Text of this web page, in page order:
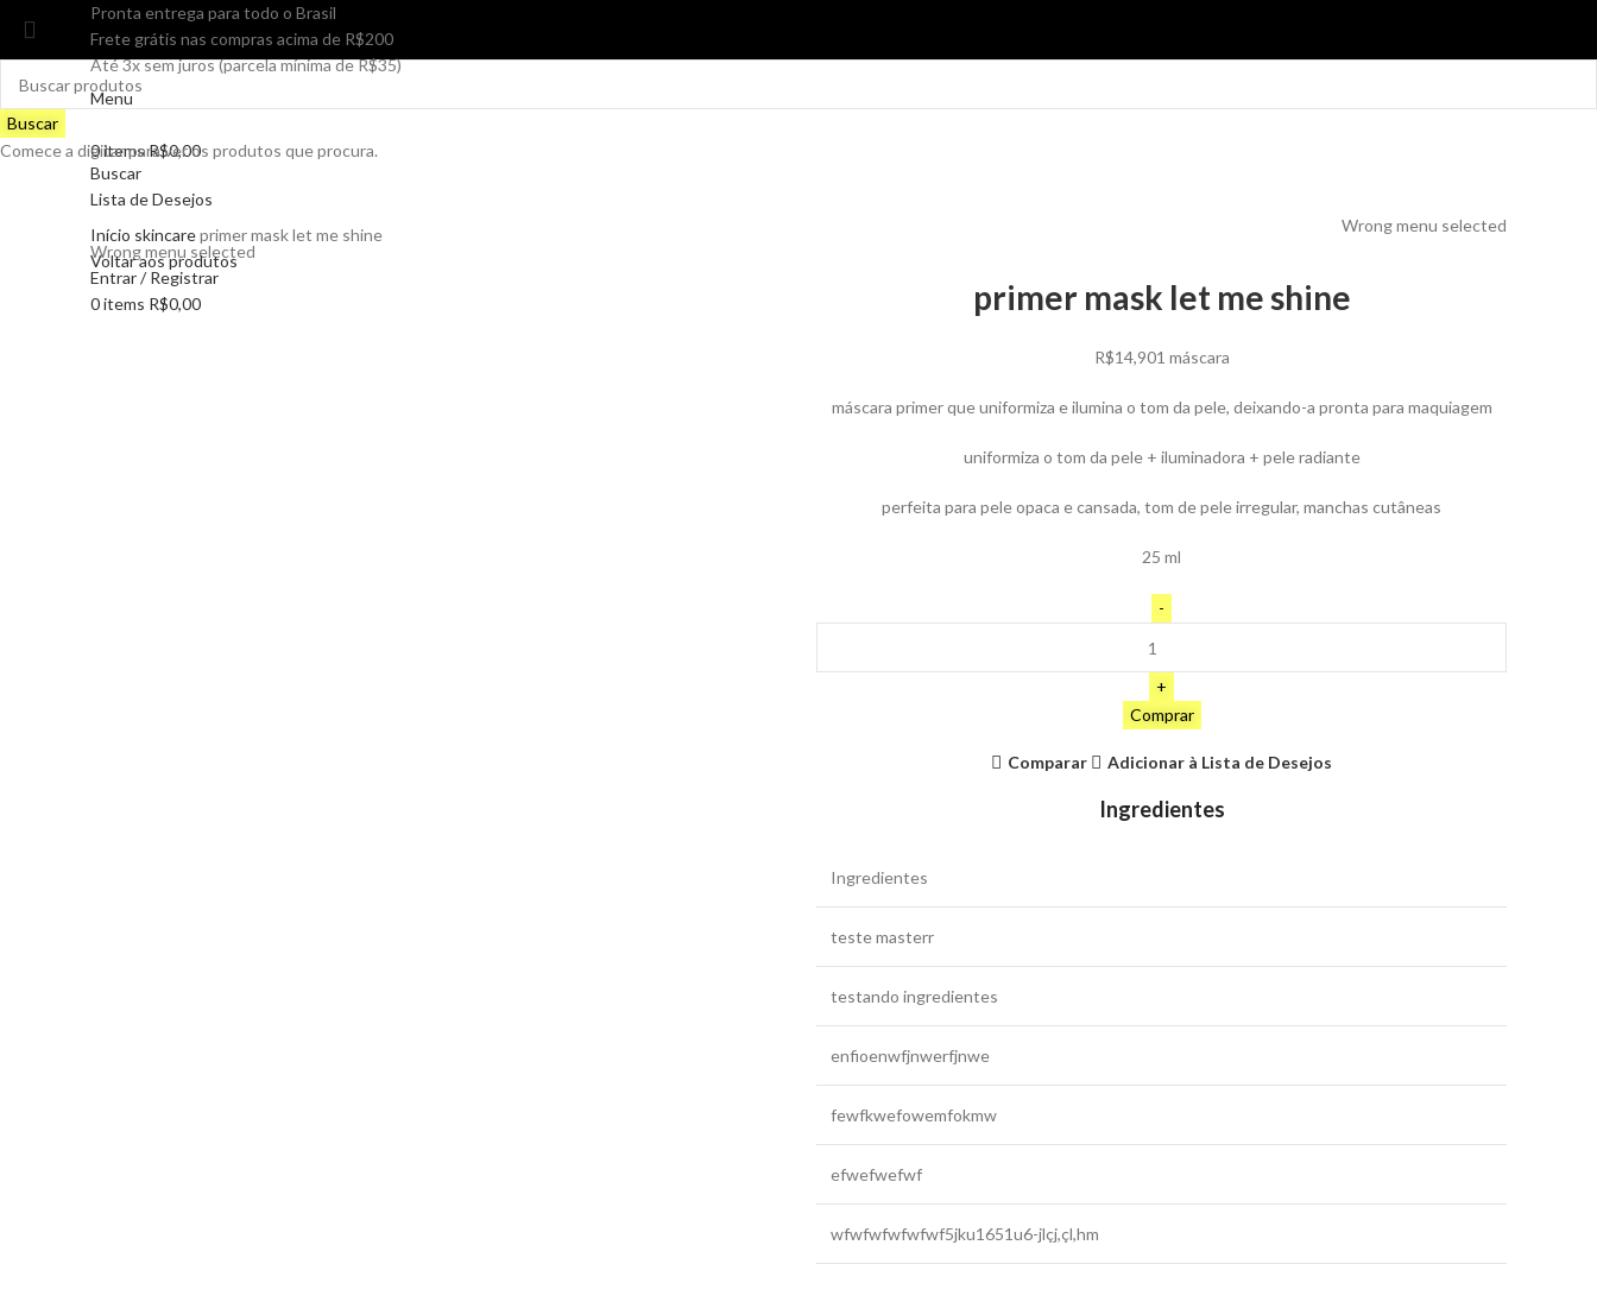
Pronta entrega para todo o Brasil
Frete grátis nas compras acima de R$200
Até 3x sem juros (parcela mínima de R$35)
Menu
0itemsR$0,00
Buscar
Lista de Desejos
Wrong menu selected
Wrong menu selected
Entrar / Registrar
0items R$0,00
Início skincareprimer mask let me shine
Voltar aos produtos
primer mask let me shine
R$14,901 máscara
máscara primer que uniformiza e ilumina o tom da pele, deixando-a pronta para maquiagem
uniformiza o tom da pele + iluminadora + pele radiante
perfeita para pele opaca e cansada, tom de pele irregular, manchas cutâneas
25 ml
Comprar
Comparar Adicionar à Lista de Desejos
Ingredientes
Ingredientes
teste masterr
testando ingredientes
enfioenwfjnwerfjnwe
fewfkwefowemfokmw
efwefwefwf
wfwfwfwfwfwf5jku1651u6-jlçj,çl,hm
Buscar
Comece a digitar para ver os produtos que procura.